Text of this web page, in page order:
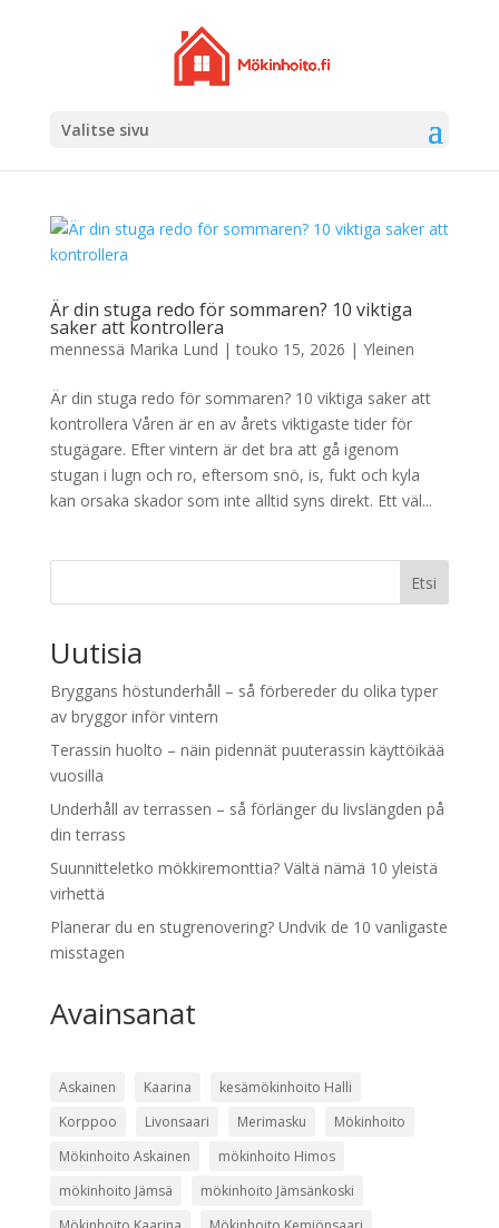
Valitse sivu
Är din stuga redo för sommaren? 10 viktiga
saker att kontrollera
mennessä Marika Lund |touko 15, 2026 | Yleinen
Är din stuga redo för sommaren? 10 viktiga saker att
kontrollera Våren är en av årets viktigaste tider för
stugägare. Efter vintern är det bra att gå igenom
stugan i lugn och ro, eftersom snö, is, fukt och kyla
kan orsaka skador som inte alltid syns direkt. Ett väl...
Etsi
Uutisia
Bryggans höstunderhåll – så förbereder du olika typer
av bryggor inför vintern
Terassin huolto – näin pidennät puuterassin käyttöikää
vuosilla
Underhåll av terrassen – så förlänger du livslängden på
din terrass
Suunnitteletko mökkiremonttia? Vältä nämä 10 yleistä
virhettä
Planerar du en stugrenovering? Undvik de 10 vanligaste
misstagen
Avainsanat
Askainen Kaarina
kesämökinhoito Halli
Korppoo
Livonsaari Merimasku
Mökinhoito
Mökinhoito Askainen
mökinhoito Himos
mökinhoito Jämsä
mökinhoito Jämsänkoski